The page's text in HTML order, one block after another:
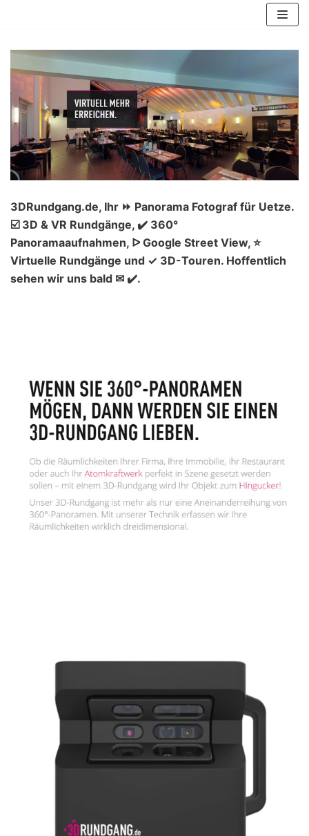
Inhalt
springen
3DRundgang.de, Ihr ⏩ Panorama Fotograf für Uetze.
☑️ 3D & VR Rundgänge, ✔️ 360°
Panoramaaufnahmen, ᐅ Google Street View, ⭐
Virtuelle Rundgänge und ✓ 3D-Touren. Hoffentlich
sehen wir uns bald ✉ ✔️.